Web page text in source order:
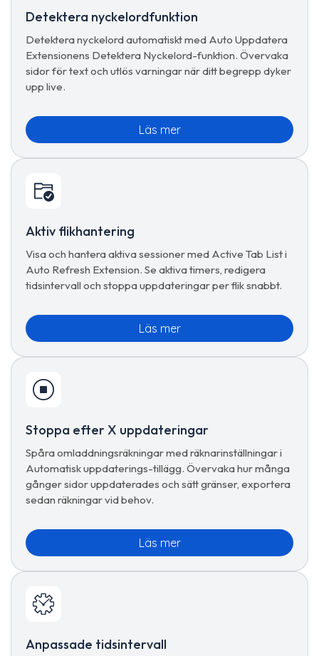
Detektera nyckelordfunktion
Detektera nyckelord automatiskt med Auto Uppdatera
Extensionens Detektera Nyckelord-funktion. Övervaka
sidor för text och utlös varningar när ditt begrepp dyker
upp live.
Läs mer
Aktiv flikhantering
Visa och hantera aktiva sessioner med Active Tab List i
Auto Refresh Extension. Se aktiva timers, redigera
tidsintervall och stoppa uppdateringar per flik snabbt.
Läs mer
Stoppa efter X uppdateringar
Spåra omladdningsräkningar med räknarinställningar i
Automatisk uppdaterings-tillägg. Övervaka hur många
gånger sidor uppdaterades och sätt gränser, exportera
sedan räkningar vid behov.
Läs mer
Anpassade tidsintervall